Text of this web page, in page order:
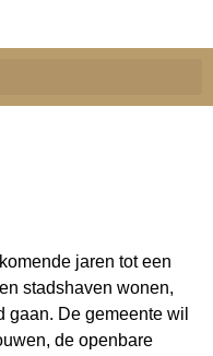
jaren tot een
stadshaven wonen,
gaan. De gemeente wil
de openbare